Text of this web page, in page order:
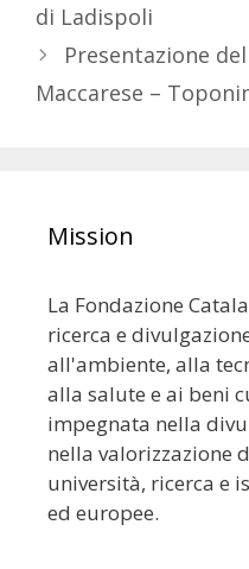
di Ladispoli
Presentazione
Maccarese –
Mission
La Fondazione
ricerca e
all'ambiente, alla
alla salute e ai beni
impegnata nella
nella valorizzazione
università, ricerca e
ed europee.